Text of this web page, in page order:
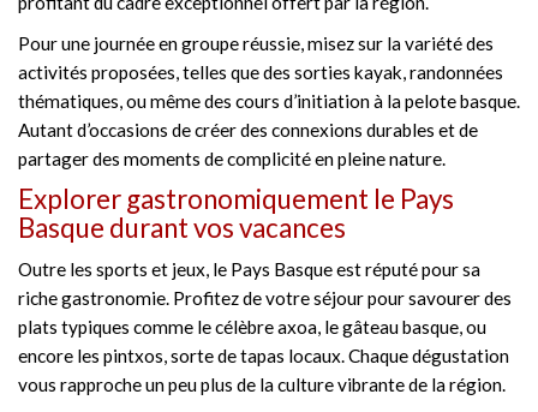
Pour une journée en groupe réussie, misez sur la variété des
activités proposées, telles que des sorties kayak, randonnées
thématiques, ou même des cours d’initiation à la pelote basque.
Autant d’occasions de créer des connexions durables et de
partager des moments de complicité en pleine nature.
Explorer gastronomiquement le Pays
Basque durant vos vacances
Outre les sports et jeux, le Pays Basque est réputé pour sa
riche gastronomie. Profitez de votre séjour pour savourer des
plats typiques comme le célèbre axoa, le gâteau basque, ou
encore les pintxos, sorte de tapas locaux. Chaque dégustation
vous rapproche un peu plus de la culture vibrante de la région.